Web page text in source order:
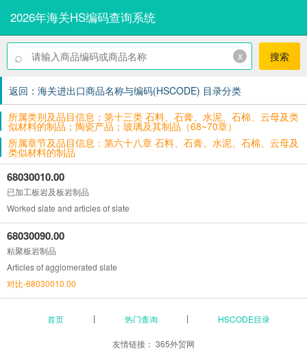
2026年海关HS编码查询系统
⌕ x 搜索
返回：海关进出口商品名称与编码(HSCODE) 目录分类
所属类别及品目信息：第十三类 石料、石膏、水泥、石棉、云母及类
似材料的制品；陶瓷产品；玻璃及其制品（68~70章）
所属章节及品目信息：第六十八章 石料、石膏、水泥、石棉、云母及
类似材料的制品
68030010.00
已加工板岩及板岩制品
Worked slate and articles of slate
68030090.00
粘聚板岩制品
Articles of agglomerated slate
对比-68030010.00
首页 热门查询 HSCODE目录
友情链接： 365外贸网